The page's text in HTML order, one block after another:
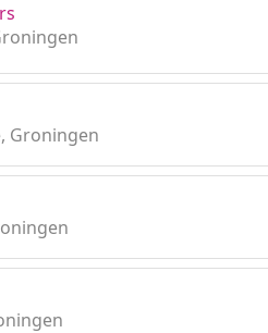
Groningen